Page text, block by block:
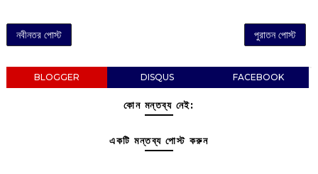
নবীনতর পোস্ট পুরাতন পোস্ট
BLOGGER DISQUS FACEBOOK
কোন মন্তব্য নেই:
একটি মন্তব্য পোস্ট করুন